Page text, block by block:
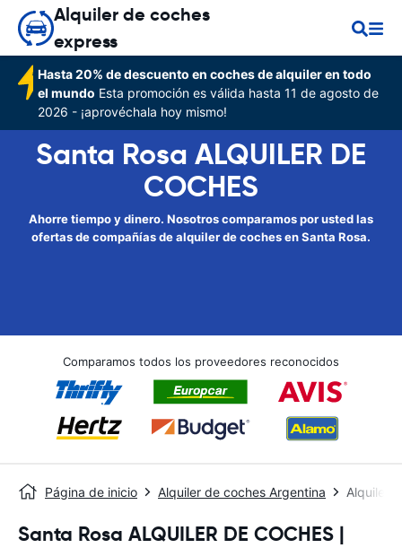
Alquiler de coches
express
Hasta 20% de descuento en coches de alquiler en todo
el mundo Esta promoción es válida hasta 11 de agosto de
2026 - ¡aprovéchala hoy mismo!
Santa Rosa ALQUILER DE
COCHES
Ahorre tiempo y dinero. Nosotros comparamos por usted las
ofertas de compañías de alquiler de coches en Santa Rosa.
Comparamos todos los proveedores reconocidos
Página de inicio Alquiler de coches Argentina Alquiler
Santa Rosa ALQUILER DE COCHES |